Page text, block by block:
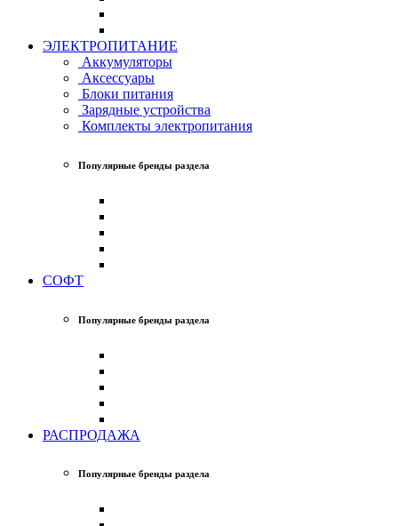
ЭЛЕКТРОПИТАНИЕ
Аккумуляторы
Аксессуары
Блоки питания
Зарядные устройства
Комплекты электропитания
Популярные бренды раздела
СОФТ
Популярные бренды раздела
РАСПРОДАЖА
Популярные бренды раздела